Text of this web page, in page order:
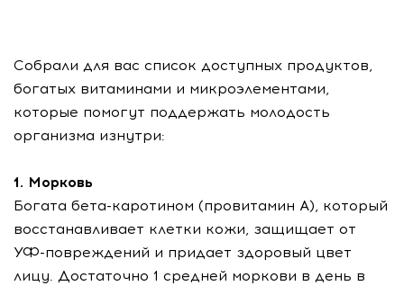
Собрали для вас список доступных продуктов,
богатых витаминами и микроэлементами,
которые помогут поддержать молодость
организма изнутри:
1. Морковь
Богата бета-каротином (провитамин А), который
восстанавливает клетки кожи, защищает от
УФ-повреждений и придает здоровый цвет
лицу. Достаточно 1 средней моркови в день в